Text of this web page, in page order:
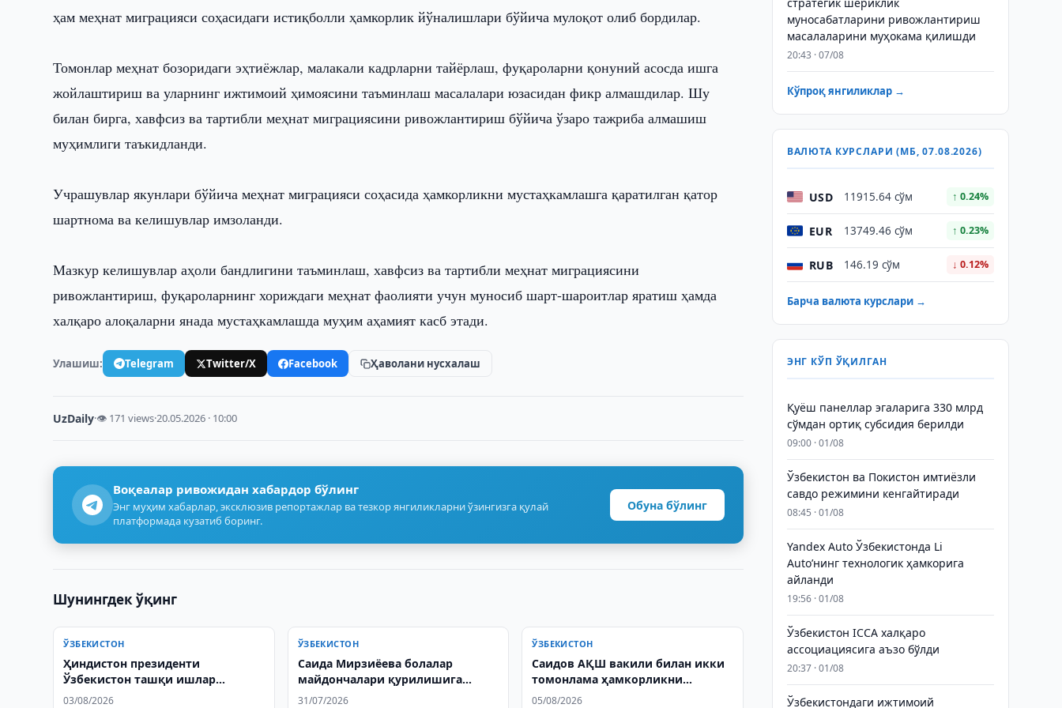
ҳам меҳнат миграцияси соҳасидаги истиқболли ҳамкорлик йўналишлари бўйича мулоқот олиб бордилар.
Томонлар меҳнат бозоридаги эҳтиёжлар, малакали кадрларни тайёрлаш, фуқароларни қонуний асосда ишга
жойлаштириш ва уларнинг ижтимоий ҳимоясини таъминлаш масалалари юзасидан фикр алмашдилар. Шу
билан бирга, хавфсиз ва тартибли меҳнат миграциясини ривожлантириш бўйича ўзаро тажриба алмашиш
муҳимлиги таъкидланди.
Учрашувлар якунлари бўйича меҳнат миграцияси соҳасида ҳамкорликни мустаҳкамлашга қаратилган қатор
шартнома ва келишувлар имзоланди.
Мазкур келишувлар аҳоли бандлигини таъминлаш, хавфсиз ва тартибли меҳнат миграциясини
ривожлантириш, фуқароларнинг хориждаги меҳнат фаолияти учун муносиб шарт-шароитлар яратиш ҳамда
халқаро алоқаларни янада мустаҳкамлашда муҳим аҳамият касб этади.
Улашиш: Telegram Twitter/X Facebook Ҳаволани нусхалаш
UzDaily·👁 171 views·20.05.2026 · 10:00
Воқеалар ривожидан хабардор бўлинг
Энг муҳим хабарлар, эксклюзив репортажлар ва тезкор янгиликларни ўзингизга қулай
платформада кузатиб боринг.
Обуна бўлинг
Шунингдек ўқинг
ЎЗБЕКИСТОН
Ҳиндистон президенти
Ўзбекистон ташқи ишлар
вазирини қабул қилди
03/08/2026
ЎЗБЕКИСТОН
Саида Мирзиёева болалар
майдончалари қурилишига
қарши чиқди
31/07/2026
ЎЗБЕКИСТОН
Саидов АҚШ вакили билан икки
томонлама ҳамкорликни
муҳокама қилди
05/08/2026
муносабатларини ривожлантириш
масалаларини муҳокама қилишди
20:43 · 07/08
Кўпроқ янгиликлар →
ВАЛЮТА КУРСЛАРИ (МБ, 07.08.2026)
USD 11915.64 сўм ↑ 0.24%
EUR 13749.46 сўм ↑ 0.23%
RUB 146.19 сўм ↓ 0.12%
Барча валюта курслари →
ЭНГ КЎП ЎҚИЛГАН
Қуёш панеллар эгаларига 330 млрд
сўмдан ортиқ субсидия берилди
09:00 · 01/08
Ўзбекистон ва Покистон имтиёзли
савдо режимини кенгайтиради
08:45 · 01/08
Yandex Auto Ўзбекистонда Li
Auto’нинг технологик ҳамкорига
айланди
19:56 · 01/08
Ўзбекистон ICCA халқаро
ассоциациясига аъзо бўлди
20:37 · 01/08
Ўзбекистондаги ижтимоий